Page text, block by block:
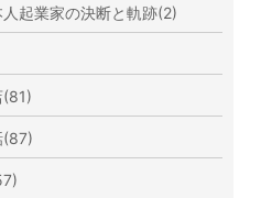
起業家の決断と軌跡(2)
(81)
(87)